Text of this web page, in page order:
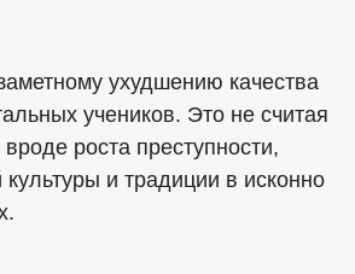
ухудшению качества
учеников. Это не считая
роста преступности,
культуры и традиции в исконно